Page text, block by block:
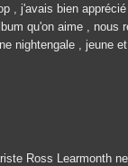
, j'avais bien
qu'on aime , nous
nightengale , jeune et
Ross Learmonth